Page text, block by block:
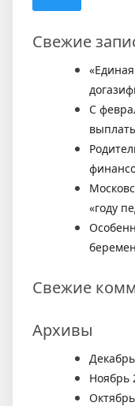
Свежие
С
«году
Свежие
Архивы
Ноябрь